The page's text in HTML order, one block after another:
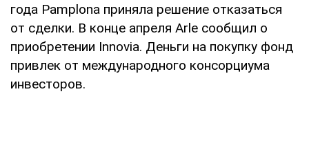
года Pamplona приняла решение отказаться
от сделки. В конце апреля Arle сообщил о
приобретении Innovia. Деньги на покупку фонд
привлек от международного консорциума
инвесторов.